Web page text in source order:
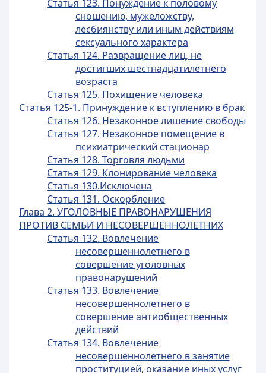
Статья 123. Понуждение к половому
сношению, мужеложству,
лесбиянству или иным действиям
сексуального характера
Статья 124. Развращение лиц, не
достигших шестнадцатилетнего
возраста
Статья 125. Похищение человека
Статья 125-1. Принуждение к вступлению в брак
Статья 126. Незаконное лишение свободы
Статья 127. Незаконное помещение в
психиатрический стационар
Статья 128. Торговля людьми
Статья 129. Клонирование человека
Статья 130.Исключена
Статья 131. Оскорбление
Глава 2. УГОЛОВНЫЕ ПРАВОНАРУШЕНИЯ
ПРОТИВ СЕМЬИ И НЕСОВЕРШЕННОЛЕТНИХ
Статья 132. Вовлечение
несовершеннолетнего в
совершение уголовных
правонарушений
Статья 133. Вовлечение
несовершеннолетнего в
совершение антиобщественных
действий
Статья 134. Вовлечение
несовершеннолетнего в занятие
проституцией, оказание иных услуг